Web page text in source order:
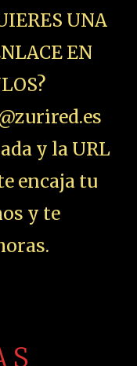
UNA
EN
y la URL
encaja tu
y te